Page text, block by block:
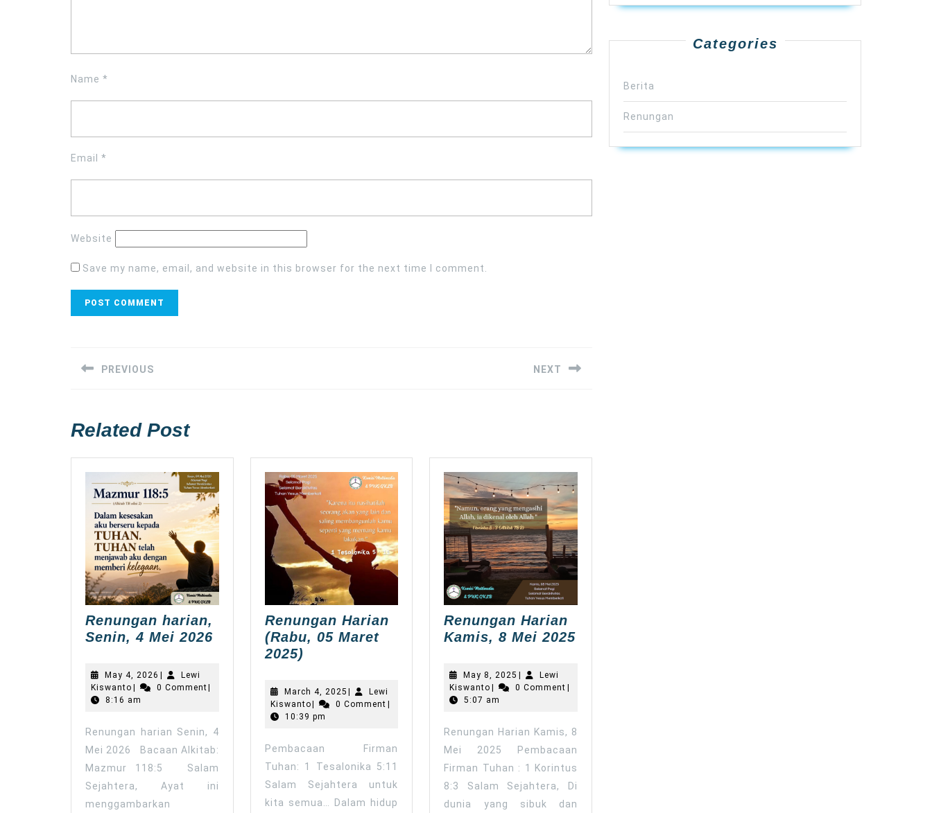
Name *
Email *
Website
Save my name, email, and website in this browser for the next time I comment.
navigation
PREVIOUS NEXT
Related Post
Renungan harian,
Senin, 4 Mei 2026 Renungan
May 4, 2026 May
4,
Lewi
Kiswanto Lewi
Kiswanto
0 Comment
8:16 am
Renungan harian Senin, 4
Mei 2026 Bacaan Alkitab:
Mazmur 118:5 Salam
Sejahtera, Ayat ini
menggambarkan
Renungan Harian
(Rabu, 05 Maret
2025)
(Rabu,
05
Maret
March 4, 2025 March
4,
Lewi
KiswantoLewi
Kiswanto
0 Comment
10:39 pm
Pembacaan Firman
Tuhan: 1 Tesalonika 5:11
Salam Sejahtera untuk
kita semua… Dalam hidup
Renungan Harian
Kamis, 8 Mei 2025Renungan
May 8, 2025 May
8,
Lewi
Kiswanto Lewi
Kiswanto
0 Comment
5:07 am
Renungan Harian Kamis, 8
Mei 2025 Pembacaan
Firman Tuhan : 1 Korintus
8:3 Salam Sejahtera, Di
dunia yang sibuk dan
Categories
Berita
Renungan